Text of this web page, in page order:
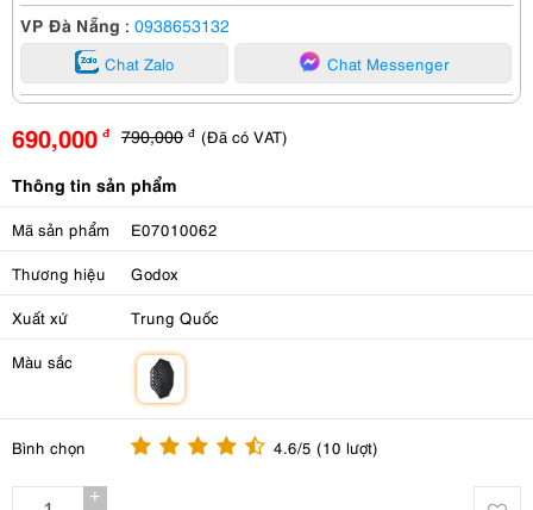
VP Đà Nẵng : 0938653132
Chat Zalo Chat Messenger
690,000 đ 790,000 đ (Đã có VAT)
Thông tin sản phẩm
Mã sản phẩm E07010062
Thương hiệu Godox
Xuất xứ Trung Quốc
Màu sắc
Bình chọn 4.6/5 (10 lượt)
+